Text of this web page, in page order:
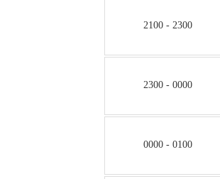
2100 - 2300
2300 - 0000
0000 - 0100